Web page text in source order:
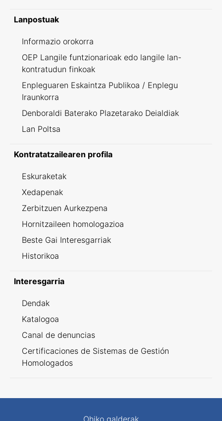
Lanpostuak
Informazio orokorra
OEP Langile funtzionarioak edo langile lan-
kontratudun finkoak
Enpleguaren Eskaintza Publikoa / Enplegu
Iraunkorra
Denboraldi Baterako Plazetarako Deialdiak
Lan Poltsa
Kontratatzailearen profila
Eskuraketak
Xedapenak
Zerbitzuen Aurkezpena
Hornitzaileen homologazioa
Beste Gai Interesgarriak
Historikoa
Interesgarria
Dendak
Katalogoa
Canal de denuncias
Certificaciones de Sistemas de Gestión
Homologados